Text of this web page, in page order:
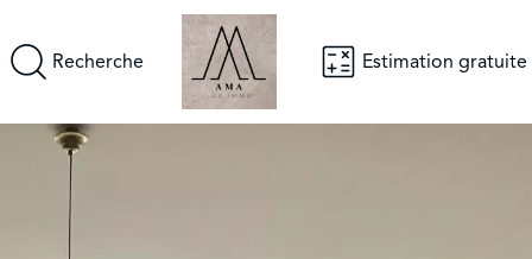
Recherche Estimation gratuite